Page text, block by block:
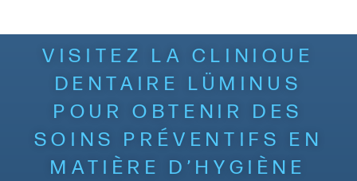
VISITEZ LA CLINIQUE
DENTAIRE LÜMINUS
POUR OBTENIR DES
SOINS PRÉVENTIFS EN
MATIÈRE D’HYGIÈNE